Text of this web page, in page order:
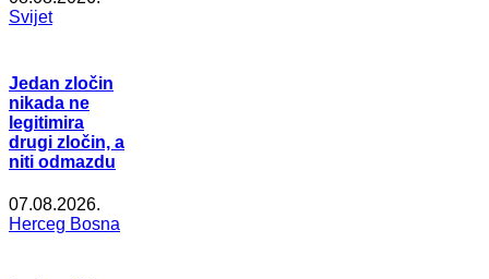
Svijet
Jedan zločin
nikada ne
legitimira
drugi zločin, a
niti odmazdu
07.08.2026.
Herceg Bosna